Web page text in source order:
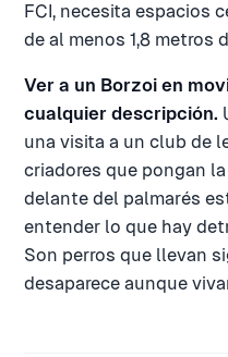
FCI, necesita espacios
de al menos 1,8 metros
Ver a un Borzoi en
cualquier descripción.
una visita a un club de
criadores que pongan
delante del palmarés
entender lo que hay
Son perros que llevan
desaparece aunque